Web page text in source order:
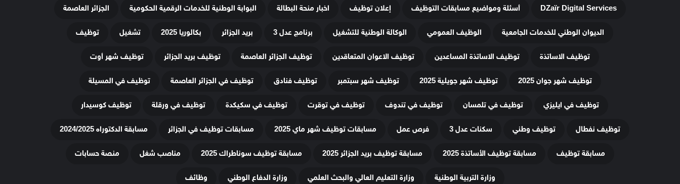
DZaïr Digital Services أسئلة ومواضيع مسابقات التوظيف إعلان توظيف اخبار منحة البطالة البوابة الوطنية للخدمات الرقمية الحكومية الجزائر العاصمة
الديوان الوطني للخدمات الجامعية الوظيف العمومي الوكالة الوطنية للتشغيل برنامج عدل 3 بريد الجزائر بكالوريا 2025 تشغيل توظيف
توظيف الاساتذة توظيف الاساتذة المساعدين توظيف الاعوان المتعاقدين توظيف الجزائر العاصمة توظيف بريد الجزائر توظيف شهر أوت
توظيف شهر جوان 2025 توظيف شهر جويلية 2025 توظيف شهر سبتمبر توظيف فنادق توظيف في الجزائر العاصمة توظيف في المسيلة
توظيف في ايليزي توظيف في تلمسان توظيف في تندوف توظيف في توقرت توظيف في سكيكدة توظيف في ورقلة توظيف كوسيدار
توظيف نفطال توظيف وطني سكنات عدل 3 فرص عمل مسابقات توظيف شهر ماي 2025 مسابقات توظيف في الجزائر مسابقة الدكتوراه 2024/2025
مسابقة توظيف مسابقة توظيف الأساتذة 2025 مسابقة توظيف بريد الجزائر 2025 مسابقة توظيف سوناطراك 2025 مناصب شغل منصة حسابات
وزارة التربية الوطنية وزارة التعليم العالي والبحث العلمي وزارة الدفاع الوطني وظائف